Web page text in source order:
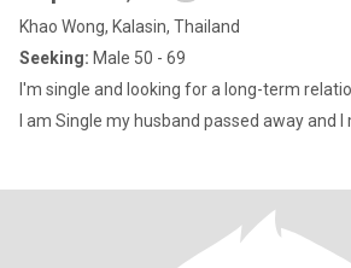
Khao Wong, Kalasin, Thailand
Seeking: Male 50 - 69
I'm single and looking for a long-term
I am Single my husband passed away and